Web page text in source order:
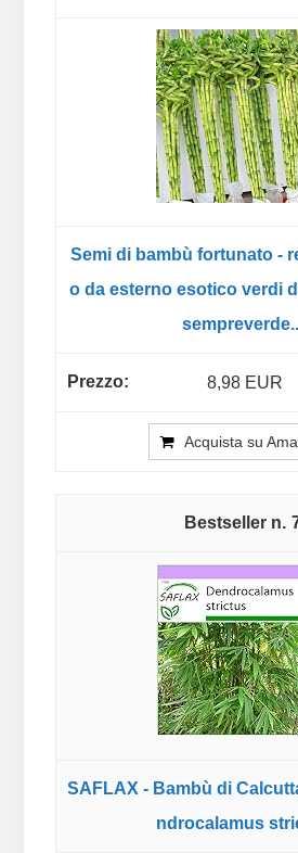
Semi di bambù fortunato -
o da esterno esotico verdi
8,98 EUR
Acquista su
SAFLAX - Bambù di
ndrocalamus